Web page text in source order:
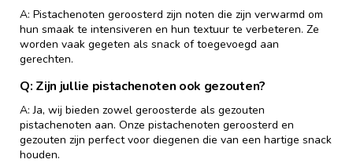
A: Pistachenoten geroosterd zijn noten die zijn verwarmd om
hun smaak te intensiveren en hun textuur te verbeteren. Ze
worden vaak gegeten als snack of toegevoegd aan
gerechten.
Q: Zijn jullie pistachenoten ook gezouten?
A: Ja, wij bieden zowel geroosterde als gezouten
pistachenoten aan. Onze pistachenoten geroosterd en
gezouten zijn perfect voor diegenen die van een hartige snack
houden.